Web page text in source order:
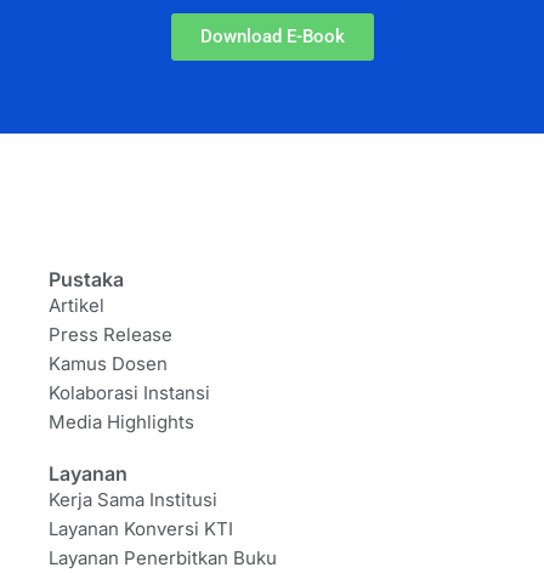
Download E-Book
Pustaka
Artikel
Press Release
Kamus Dosen
Kolaborasi Instansi
Media Highlights
Layanan
Kerja Sama Institusi
Layanan Konversi KTI
Layanan Penerbitkan Buku